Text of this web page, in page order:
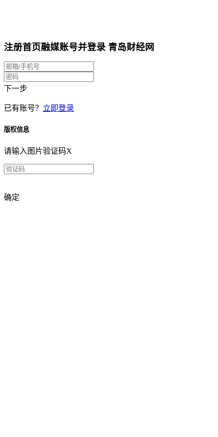
注册首页融媒账号并登录 青岛财经网
下一步
已有账号？ 立即登录
版权信息
请输入图片验证码X
确定